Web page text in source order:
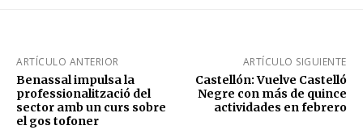
ARTÍCULO ANTERIOR
Benassal impulsa la
professionalització del
sector amb un curs sobre
el gos tofoner
ARTÍCULO SIGUIENTE
Castellón: Vuelve Castelló
Negre con más de quince
actividades en febrero